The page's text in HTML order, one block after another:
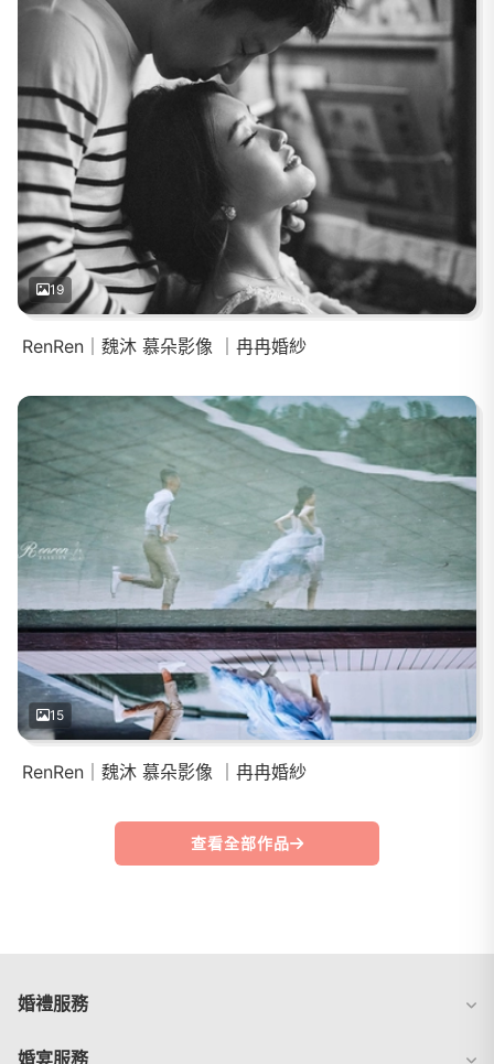
19
RenRen｜魏沐 慕朵影像 ｜冉冉婚紗
15
RenRen｜魏沐 慕朵影像 ｜冉冉婚紗
查看全部作品
婚禮服務
婚宴服務